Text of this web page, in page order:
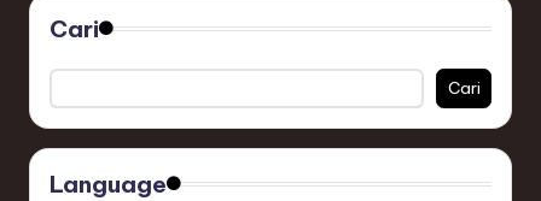
Cari
Cari
Language